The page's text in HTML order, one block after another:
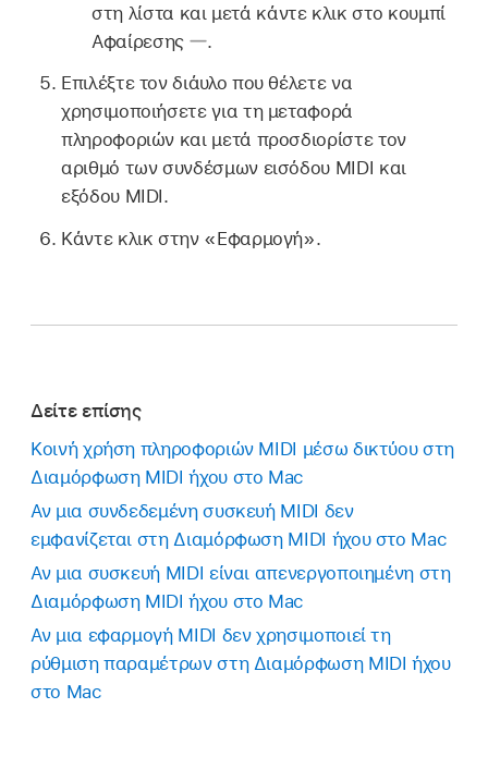
στη λίστα και μετά κάντε κλικ στο κουμπί
Αφαίρεσης
.
Επιλέξτε τον διάυλο που θέλετε να
χρησιμοποιήσετε για τη μεταφορά
πληροφοριών και μετά προσδιορίστε τον
αριθμό των συνδέσμων εισόδου MIDI και
εξόδου MIDI.
Κάντε κλικ στην «Εφαρμογή».
Δείτε επίσης
Κοινή χρήση πληροφοριών MIDI μέσω δικτύου στη
Διαμόρφωση MIDI ήχου στο Mac
Αν μια συνδεδεμένη συσκευή MIDI δεν
εμφανίζεται στη Διαμόρφωση MIDI ήχου στο Mac
Αν μια συσκευή MIDI είναι απενεργοποιημένη στη
Διαμόρφωση MIDI ήχου στο Mac
Αν μια εφαρμογή MIDI δεν χρησιμοποιεί τη
ρύθμιση παραμέτρων στη Διαμόρφωση MIDI ήχου
στο Mac